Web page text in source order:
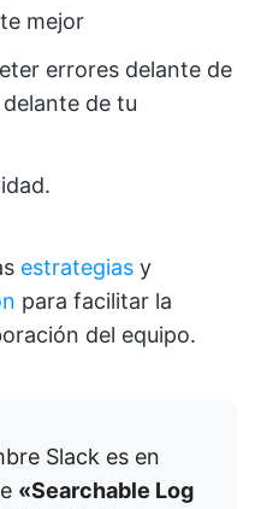
mejor
errores delante de
de tu
estrategias y
para facilitar la
del equipo.
Slack es en
«Searchable Log